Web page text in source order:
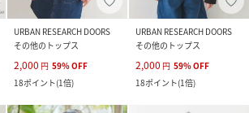
URBAN RESEARCH DOORS
その他のトップス
2,000 円 59%OFF
18ポイント(1倍)
URBAN RESEARCH DOORS
その他のトップス
2,000 円 59%OFF
18ポイント(1倍)